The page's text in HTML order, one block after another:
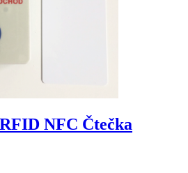
NFC Čtečka